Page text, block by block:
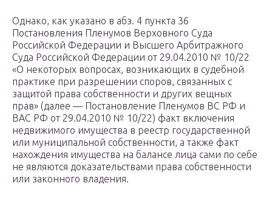
Однако, как указано в абз. 4 пункта 36
Постановления Пленумов Верховного Суда
Российской Федерации и Высшего Арбитражного
Суда Российской Федерации от 29.04.2010 № 10/22
«О некоторых вопросах, возникающих в судебной
практике при разрешении споров, связанных с
защитой права собственности и других вещных
прав» (далее — Постановление Пленумов ВС РФ и
ВАС РФ от 29.04.2010 № 10/22) факт включения
недвижимого имущества в реестр государственной
или муниципальной собственности, а также факт
нахождения имущества на балансе лица сами по себе
не являются доказательствами права собственности
или законного владения.